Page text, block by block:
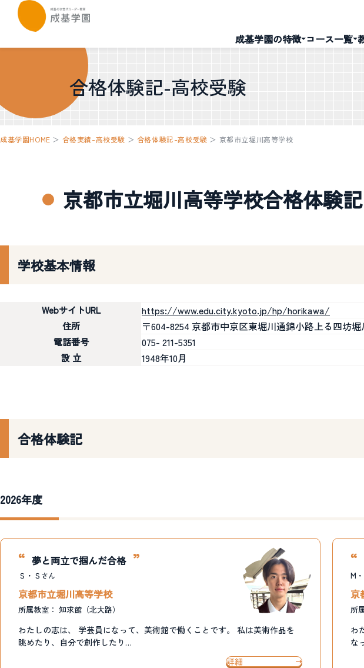
成基学園の特徴 コース一覧
合格体験記-高校受験
成基学園HOME ＞ 合格実績-高校受験 ＞ 合格体験記-高校受験 ＞ 京都市立堀川高等学校
京都市立堀川高等学校合格体験
学校基本情報
WebサイトURL https://www.edu.city.kyoto.jp/hp/horikawa/
住所 〒604-8254 京都市中京区東堀川通錦小路上る四坊堀
電話番号 075- 211-5351
設 立 1948年10月
合格体験記
2026年度
夢と両立で掴んだ合格
Ｓ・Ｓ さん
京都市立堀川高等学校
所属教室： 知求館（北大路）
わたしの志は、 学芸員になって、美術館で働くことです。 私は美術作品を
眺めたり、自分で創作したり…
詳細
М
京
所
わ
な